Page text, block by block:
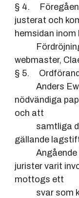
§ 4.
justerat och
hemsidan inom
webmaster,
§ 5.
Anders
nödvändiga
och att
samtliga
gällande
Angående
jurister varit
mottogs ett
svar som